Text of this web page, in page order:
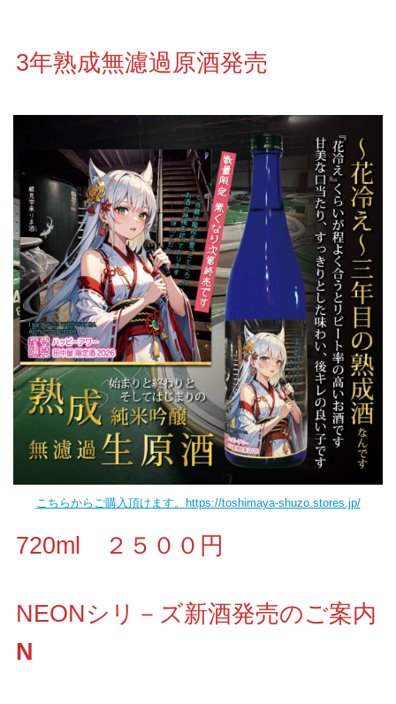
3年熟成無濾過原酒発売
こちらからご購入頂けます。https://toshimaya-shuzo.stores.jp/
720ml ２５００円
NEONシリ－ズ新酒発売のご案内
N